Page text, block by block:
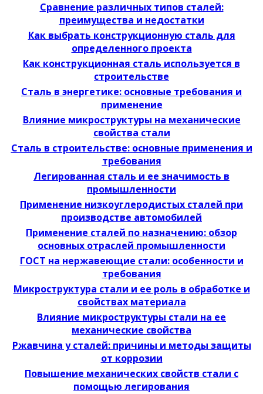
Сравнение различных типов сталей:
преимущества и недостатки
Как выбрать конструкционную сталь для
определенного проекта
Как конструкционная сталь используется в
строительстве
Сталь в энергетике: основные требования и
применение
Влияние микроструктуры на механические
свойства стали
Сталь в строительстве: основные применения и
требования
Легированная сталь и ее значимость в
промышленности
Применение низкоуглеродистых сталей при
производстве автомобилей
Применение сталей по назначению: обзор
основных отраслей промышленности
ГОСТ на нержавеющие стали: особенности и
требования
Микроструктура стали и ее роль в обработке и
свойствах материала
Влияние микроструктуры стали на ее
механические свойства
Ржавчина у сталей: причины и методы защиты
от коррозии
Повышение механических свойств стали с
помощью легирования